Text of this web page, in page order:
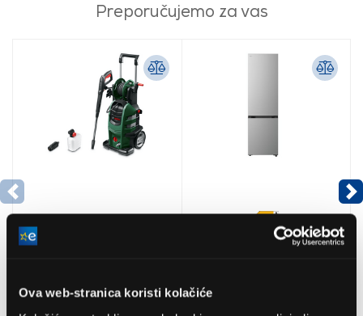
Ova web-stranica koristi kolačiće
Preporučujemo za vas
AdvancedAquatak 160
Hladnjak s donjim